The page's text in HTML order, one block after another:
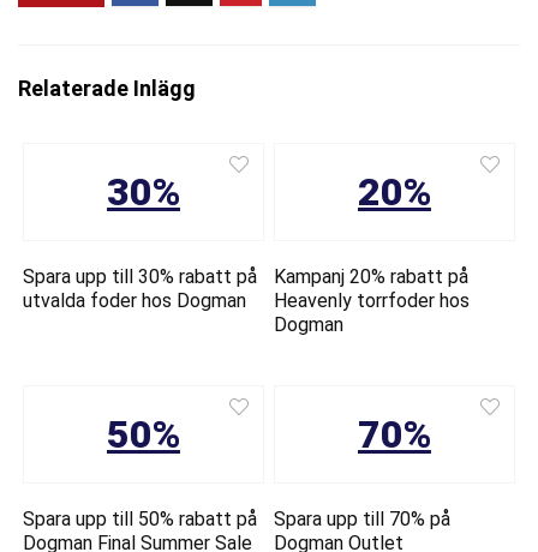
Relaterade Inlägg
30%
Spara upp till 30% rabatt på
utvalda foder hos Dogman
20%
Kampanj 20% rabatt på
Heavenly torrfoder hos
Dogman
50%
Spara upp till 50% rabatt på
Dogman Final Summer Sale
70%
Spara upp till 70% på
Dogman Outlet